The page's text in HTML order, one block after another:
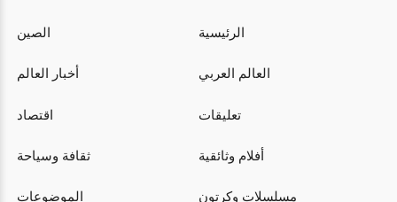
الصين الرئيسية
أخبار العالم العالم العربي
اقتصاد تعليقات
ثقافة وسياحة أفلام وثائقية
الموضوعات مسلسلات وكرتون